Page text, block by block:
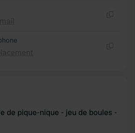
de pique-nique - jeu de boules -